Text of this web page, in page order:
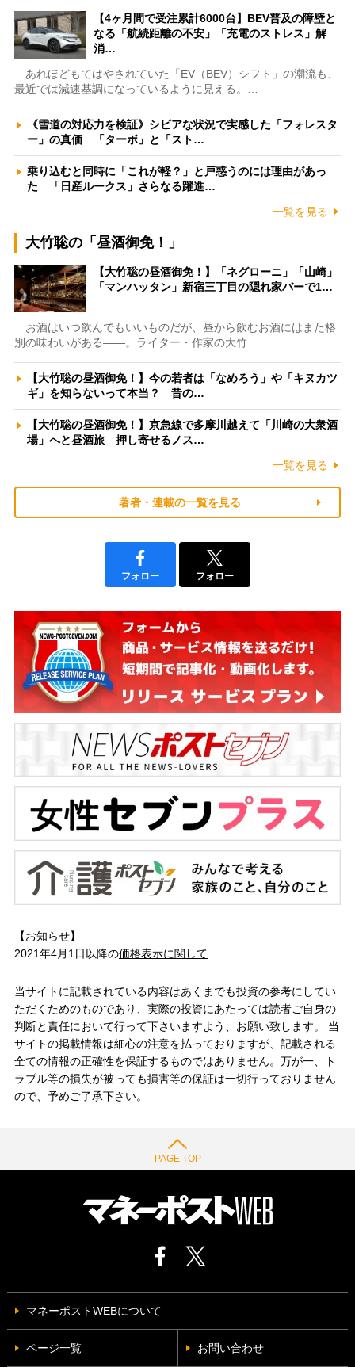
【4ヶ月間で受注累計6000台】BEV普及の障壁と
なる「航続距離の不安」「充電のストレス」解
消…
あれほどもてはやされていた「EV（BEV）シフト」の潮流も、
最近では減速基調になっているように見える。…
《雪道の対応力を検証》シビアな状況で実感した「フォレスタ
ー」の真価 「ターボ」と「スト…
乗り込むと同時に「これが軽？」と戸惑うのには理由があっ
た 「日産ルークス」さらなる躍進…
一覧を見る
大竹聡の「昼酒御免！」
【大竹聡の昼酒御免！】「ネグローニ」「山崎」
「マンハッタン」新宿三丁目の隠れ家バーで1…
お酒はいつ飲んでもいいものだが、昼から飲むお酒にはまた格
別の味わいがある――。ライター・作家の大竹…
【大竹聡の昼酒御免！】今の若者は「なめろう」や「キヌカツ
ギ」を知らないって本当？ 昔の…
【大竹聡の昼酒御免！】京急線で多摩川越えて「川崎の大衆酒
場」へと昼酒旅 押し寄せるノス…
一覧を見る
著者・連載の一覧を見る
フォロー フォロー
【お知らせ】
2021年4月1日以降の価格表示に関して
当サイトに記載されている内容はあくまでも投資の参考にしてい
ただくためのものであり、実際の投資にあたっては読者ご自身の
判断と責任において行って下さいますよう、お願い致します。 当
サイトの掲載情報は細心の注意を払っておりますが、記載される
全ての情報の正確性を保証するものではありません。万が一、ト
ラブル等の損失が被っても損害等の保証は一切行っておりません
ので、予めご了承下さい。
PAGE TOP
マネーポストWEBについて
ページ一覧 お問い合わせ